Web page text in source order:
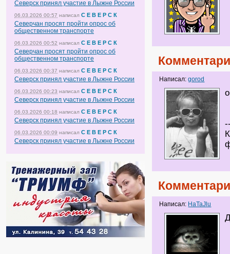
Северск принял участие в Лыжне России
06.03.2026 00:57 написал С Е В Е Р С К
Северчан просят пройти опрос об
общественном транспорте
06.03.2026 00:52 написал С Е В Е Р С К
Северчан просят пройти опрос об
общественном транспорте
06.03.2026 00:37 написал С Е В Е Р С К
Северск принял участие в Лыжне России
06.03.2026 00:23 написал С Е В Е Р С К
Северск принял участие в Лыжне России
06.03.2026 00:18 написал С Е В Е Р С К
Северск принял участие в Лыжне России
06.03.2026 00:09 написал С Е В Е Р С К
Северск принял участие в Лыжне России
Написал:gorod
Написал: HaTaJlu